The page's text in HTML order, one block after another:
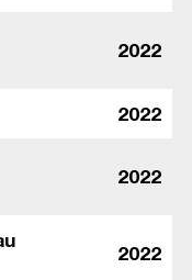
2022
2022
2022
2022